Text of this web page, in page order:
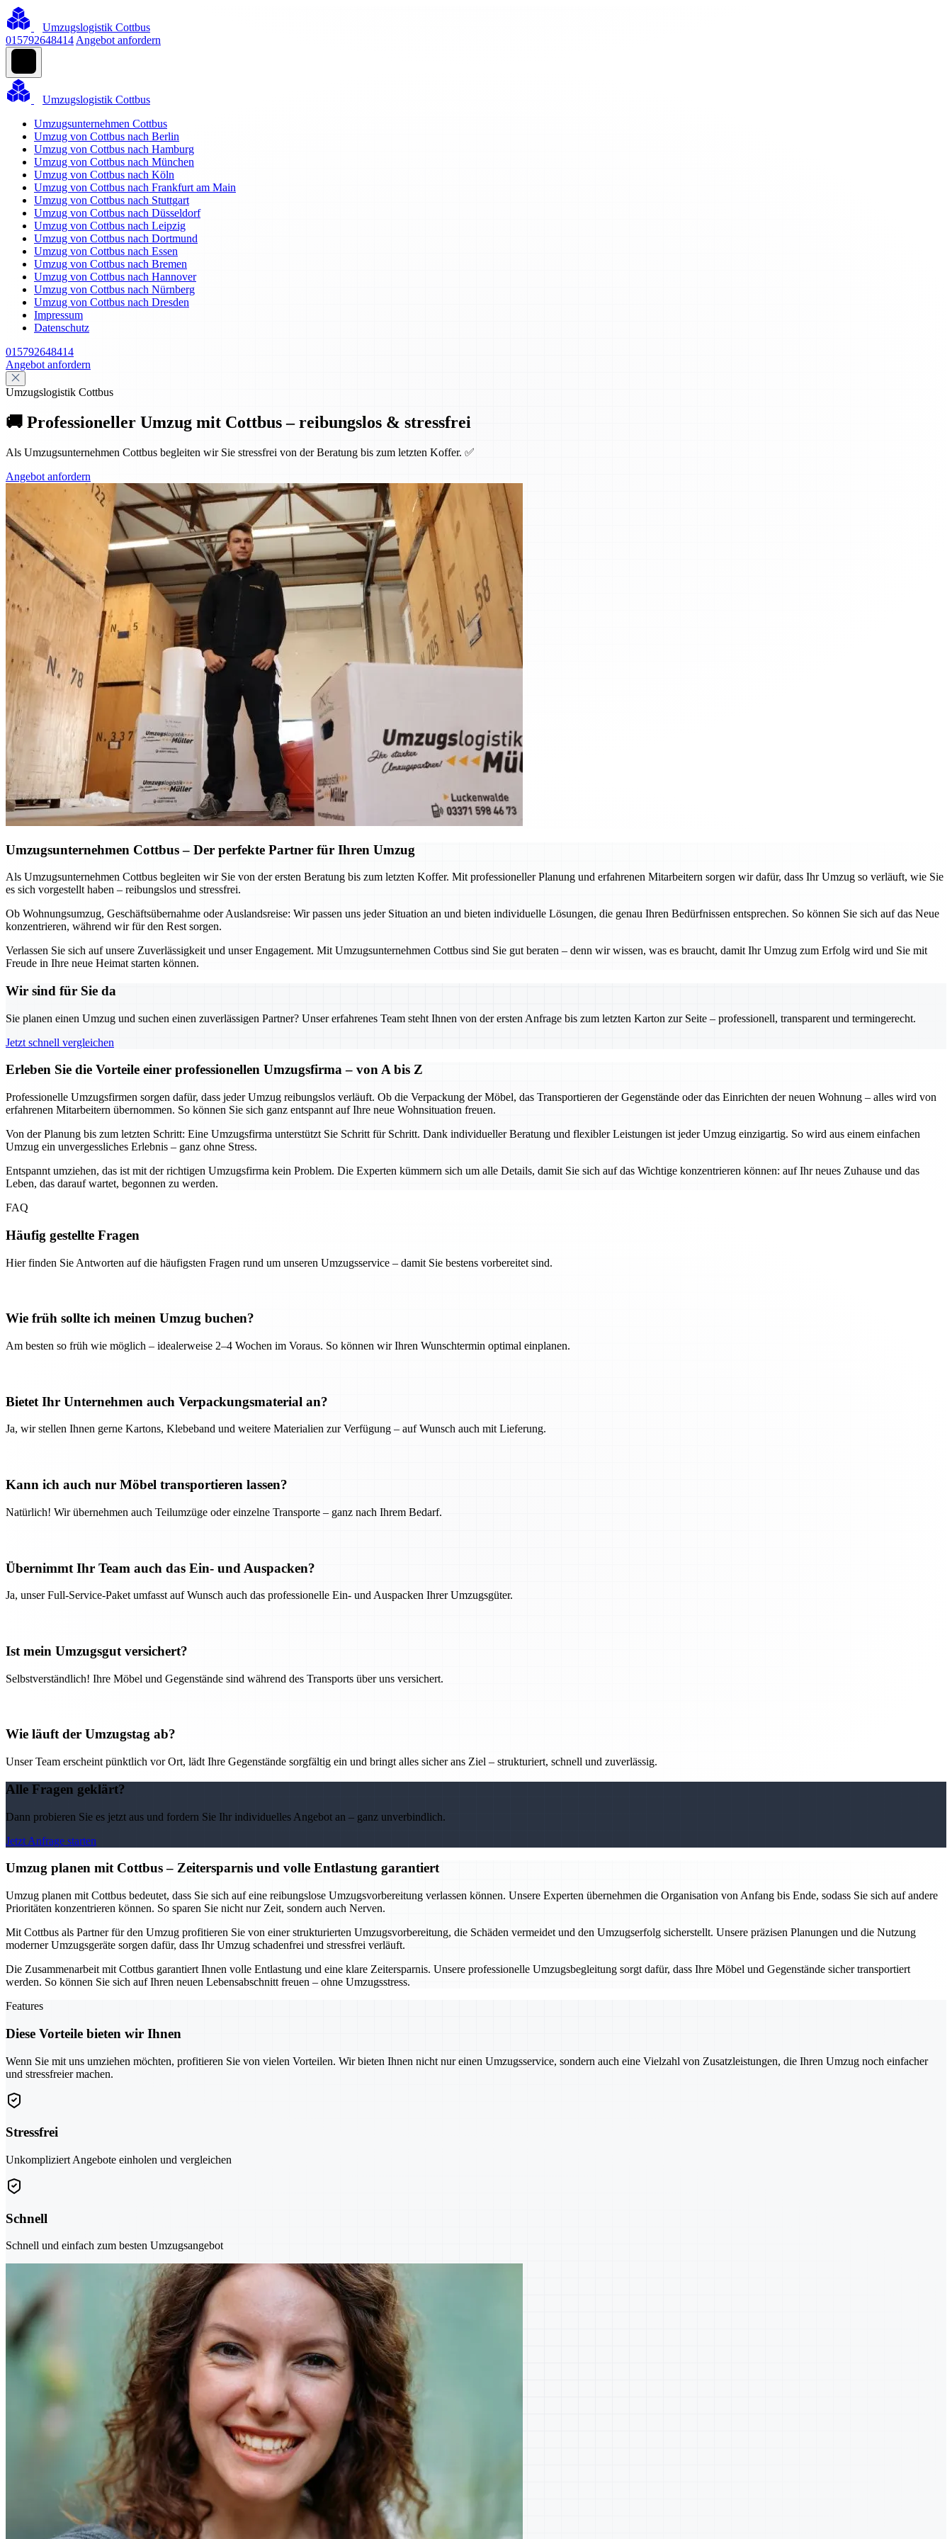
Umzugslogistik Cottbus
015792648414 Angebot anfordern
Umzugslogistik Cottbus
Umzugsunternehmen Cottbus
Umzug von Cottbus nach Berlin
Umzug von Cottbus nach Hamburg
Umzug von Cottbus nach München
Umzug von Cottbus nach Köln
Umzug von Cottbus nach Frankfurt am Main
Umzug von Cottbus nach Stuttgart
Umzug von Cottbus nach Düsseldorf
Umzug von Cottbus nach Leipzig
Umzug von Cottbus nach Dortmund
Umzug von Cottbus nach Essen
Umzug von Cottbus nach Bremen
Umzug von Cottbus nach Hannover
Umzug von Cottbus nach Nürnberg
Umzug von Cottbus nach Dresden
Impressum
Datenschutz
015792648414
Angebot anfordern
Umzugslogistik Cottbus
🚚 Professioneller Umzug mit Cottbus – reibungslos & stressfrei
Als Umzugsunternehmen Cottbus begleiten wir Sie stressfrei von der Beratung bis zum letzten Koffer. ✅
Angebot anfordern
Umzugsunternehmen Cottbus – Der perfekte Partner für Ihren Umzug
Als Umzugsunternehmen Cottbus begleiten wir Sie von der ersten Beratung bis zum letzten Koffer. Mit professioneller Planung und erfahrenen Mitarbeitern sorgen wir dafür, dass Ihr Umzug so verläuft, wie Sie
es sich vorgestellt haben – reibungslos und stressfrei.
Ob Wohnungsumzug, Geschäftsübernahme oder Auslandsreise: Wir passen uns jeder Situation an und bieten individuelle Lösungen, die genau Ihren Bedürfnissen entsprechen. So können Sie sich auf das Neue
konzentrieren, während wir für den Rest sorgen.
Verlassen Sie sich auf unsere Zuverlässigkeit und unser Engagement. Mit Umzugsunternehmen Cottbus sind Sie gut beraten – denn wir wissen, was es braucht, damit Ihr Umzug zum Erfolg wird und Sie mit
Freude in Ihre neue Heimat starten können.
Wir sind für Sie da
Sie planen einen Umzug und suchen einen zuverlässigen Partner? Unser erfahrenes Team steht Ihnen von der ersten Anfrage bis zum letzten Karton zur Seite – professionell, transparent und termingerecht.
Jetzt schnell vergleichen
Erleben Sie die Vorteile einer professionellen Umzugsfirma – von A bis Z
Professionelle Umzugsfirmen sorgen dafür, dass jeder Umzug reibungslos verläuft. Ob die Verpackung der Möbel, das Transportieren der Gegenstände oder das Einrichten der neuen Wohnung – alles wird von
erfahrenen Mitarbeitern übernommen. So können Sie sich ganz entspannt auf Ihre neue Wohnsituation freuen.
Von der Planung bis zum letzten Schritt: Eine Umzugsfirma unterstützt Sie Schritt für Schritt. Dank individueller Beratung und flexibler Leistungen ist jeder Umzug einzigartig. So wird aus einem einfachen
Umzug ein unvergessliches Erlebnis – ganz ohne Stress.
Entspannt umziehen, das ist mit der richtigen Umzugsfirma kein Problem. Die Experten kümmern sich um alle Details, damit Sie sich auf das Wichtige konzentrieren können: auf Ihr neues Zuhause und das
Leben, das darauf wartet, begonnen zu werden.
FAQ
Häufig gestellte Fragen
Hier finden Sie Antworten auf die häufigsten Fragen rund um unseren Umzugsservice – damit Sie bestens vorbereitet sind.
Wie früh sollte ich meinen Umzug buchen?
Am besten so früh wie möglich – idealerweise 2–4 Wochen im Voraus. So können wir Ihren Wunschtermin optimal einplanen.
Bietet Ihr Unternehmen auch Verpackungsmaterial an?
Ja, wir stellen Ihnen gerne Kartons, Klebeband und weitere Materialien zur Verfügung – auf Wunsch auch mit Lieferung.
Kann ich auch nur Möbel transportieren lassen?
Natürlich! Wir übernehmen auch Teilumzüge oder einzelne Transporte – ganz nach Ihrem Bedarf.
Übernimmt Ihr Team auch das Ein- und Auspacken?
Ja, unser Full-Service-Paket umfasst auf Wunsch auch das professionelle Ein- und Auspacken Ihrer Umzugsgüter.
Ist mein Umzugsgut versichert?
Selbstverständlich! Ihre Möbel und Gegenstände sind während des Transports über uns versichert.
Wie läuft der Umzugstag ab?
Unser Team erscheint pünktlich vor Ort, lädt Ihre Gegenstände sorgfältig ein und bringt alles sicher ans Ziel – strukturiert, schnell und zuverlässig.
Alle Fragen geklärt?
Dann probieren Sie es jetzt aus und fordern Sie Ihr individuelles Angebot an – ganz unverbindlich.
Jetzt Anfrage starten
Umzug planen mit Cottbus – Zeitersparnis und volle Entlastung garantiert
Umzug planen mit Cottbus bedeutet, dass Sie sich auf eine reibungslose Umzugsvorbereitung verlassen können. Unsere Experten übernehmen die Organisation von Anfang bis Ende, sodass Sie sich auf andere
Prioritäten konzentrieren können. So sparen Sie nicht nur Zeit, sondern auch Nerven.
Mit Cottbus als Partner für den Umzug profitieren Sie von einer strukturierten Umzugsvorbereitung, die Schäden vermeidet und den Umzugserfolg sicherstellt. Unsere präzisen Planungen und die Nutzung
moderner Umzugsgeräte sorgen dafür, dass Ihr Umzug schadenfrei und stressfrei verläuft.
Die Zusammenarbeit mit Cottbus garantiert Ihnen volle Entlastung und eine klare Zeitersparnis. Unsere professionelle Umzugsbegleitung sorgt dafür, dass Ihre Möbel und Gegenstände sicher transportiert
werden. So können Sie sich auf Ihren neuen Lebensabschnitt freuen – ohne Umzugsstress.
Features
Diese Vorteile bieten wir Ihnen
Wenn Sie mit uns umziehen möchten, profitieren Sie von vielen Vorteilen. Wir bieten Ihnen nicht nur einen Umzugsservice, sondern auch eine Vielzahl von Zusatzleistungen, die Ihren Umzug noch einfacher
und stressfreier machen.
Stressfrei
Unkompliziert Angebote einholen und vergleichen
Schnell
Schnell und einfach zum besten Umzugsangebot